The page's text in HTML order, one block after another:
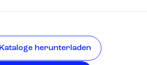
Kataloge herunterladen